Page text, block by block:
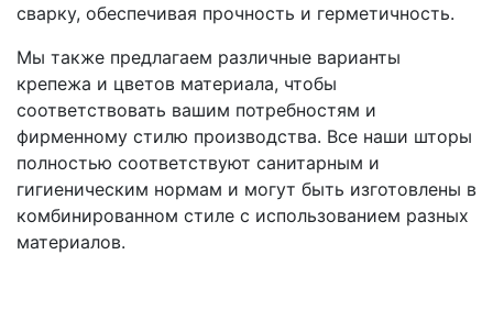
сварку, обеспечивая прочность и герметичность.
Мы также предлагаем различные варианты
крепежа и цветов материала, чтобы
соответствовать вашим потребностям и
фирменному стилю производства. Все наши шторы
полностью соответствуют санитарным и
гигиеническим нормам и могут быть изготовлены в
комбинированном стиле с использованием разных
материалов.